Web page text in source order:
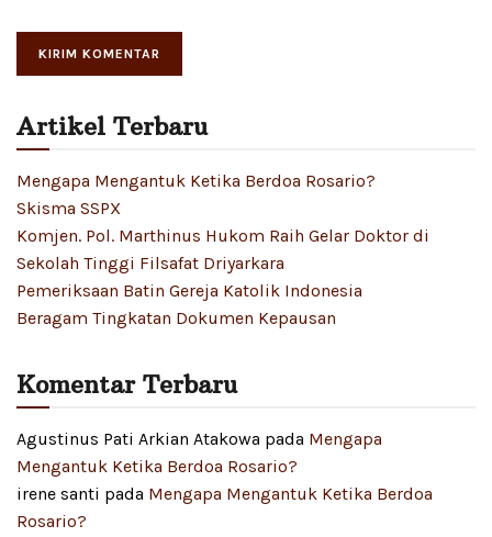
Artikel Terbaru
Mengapa Mengantuk Ketika Berdoa Rosario?
Skisma SSPX
Komjen. Pol. Marthinus Hukom Raih Gelar Doktor di
Sekolah Tinggi Filsafat Driyarkara
Pemeriksaan Batin Gereja Katolik Indonesia
Beragam Tingkatan Dokumen Kepausan
Komentar Terbaru
Agustinus Pati Arkian Atakowa pada Mengapa
Mengantuk Ketika Berdoa Rosario?
irene santi pada Mengapa Mengantuk Ketika Berdoa
Rosario?